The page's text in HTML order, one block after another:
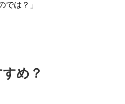
では？」
め？